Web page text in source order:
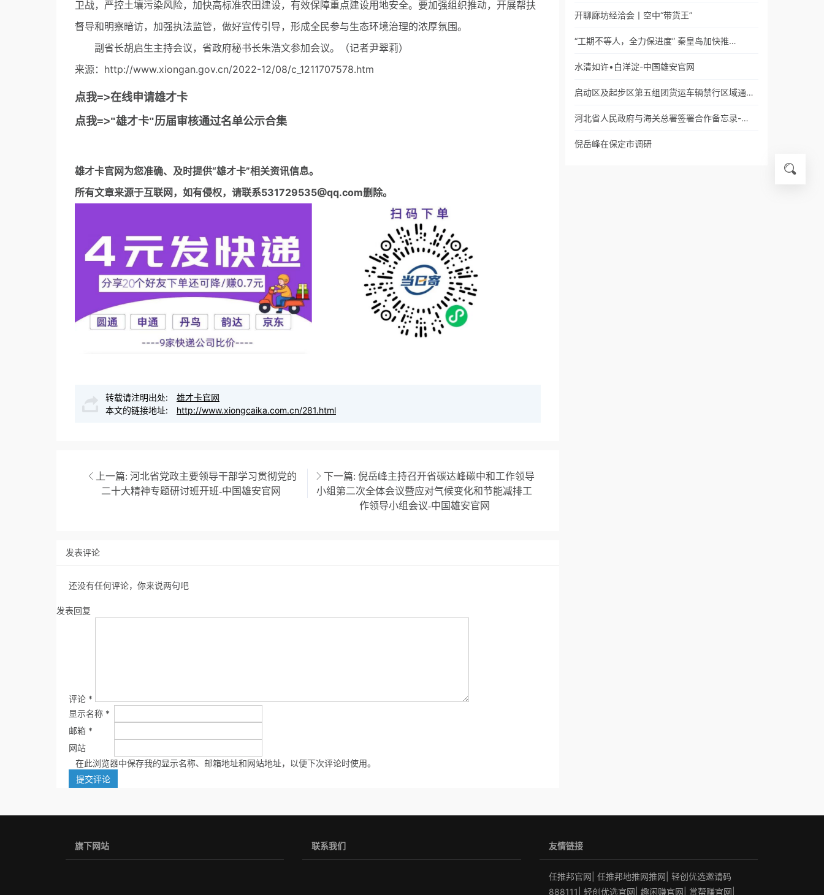
卫战，严控土壤污染风险，加快高标准农田建设，有效保障重点建设用地安全。要加强组织推动，开展帮扶
督导和明察暗访，加强执法监管，做好宣传引导，形成全民参与生态环境治理的浓厚氛围。
副省长胡启生主持会议，省政府秘书长朱浩文参加会议。（记者尹翠莉）
来源：http://www.xiongan.gov.cn/2022-12/08/c_1211707578.htm
点我=>在线申请雄才卡
点我=>"雄才卡"历届审核通过名单公示合集
雄才卡官网为您准确、及时提供“雄才卡”相关资讯信息。
所有文章来源于互联网，如有侵权，请联系531729535@qq.com删除。
转载请注明出处:
雄才卡官网
本文的链接地址:
http://www.xiongcaika.com.cn/281.html
上一篇: 河北省党政主要领导干部学习贯彻党的
二十大精神专题研讨班开班-中国雄安官网
下一篇: 倪岳峰主持召开省碳达峰碳中和工作领导
小组第二次全体会议暨应对气候变化和节能减排工
作领导小组会议-中国雄安官网
发表评论
还没有任何评论，你来说两句吧
发表回复
评论 *
显示名称 *
邮箱 *
网站
在此浏览器中保存我的显示名称、邮箱地址和网站地址，以便下次评论时使用。
开聊廊坊经洽会丨空中“带货王”
“工期不等人，全力保进度” 秦皇岛加快推…
水清如许•白洋淀-中国雄安官网
启动区及起步区第五组团货运车辆禁行区域通…
河北省人民政府与海关总署签署合作备忘录-…
倪岳峰在保定市调研
旗下网站 联系我们 友情链接
任推邦官网 任推邦地推网推网 轻创优选邀请码
888111
轻创优选官网 趣闲赚官网 赏帮赚官网